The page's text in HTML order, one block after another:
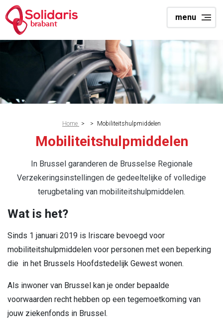
Skip
to
main
menu
brabant
Breadcrumb
Home > > Mobiliteitshulpmiddelen
Mobiliteitshulpmiddelen
In Brussel garanderen de Brusselse Regionale
Verzekeringsinstellingen de gedeeltelijke of volledige
terugbetaling van mobiliteitshulpmiddelen.
Wat is het?
Sinds 1 januari 2019 is Iriscare bevoegd voor
mobiliteitshulpmiddelen voor personen met een beperking
die in het Brussels Hoofdstedelijk Gewest wonen.
Als inwoner van Brussel kan je onder bepaalde
voorwaarden recht hebben op een tegemoetkoming van
jouw ziekenfonds in Brussel.